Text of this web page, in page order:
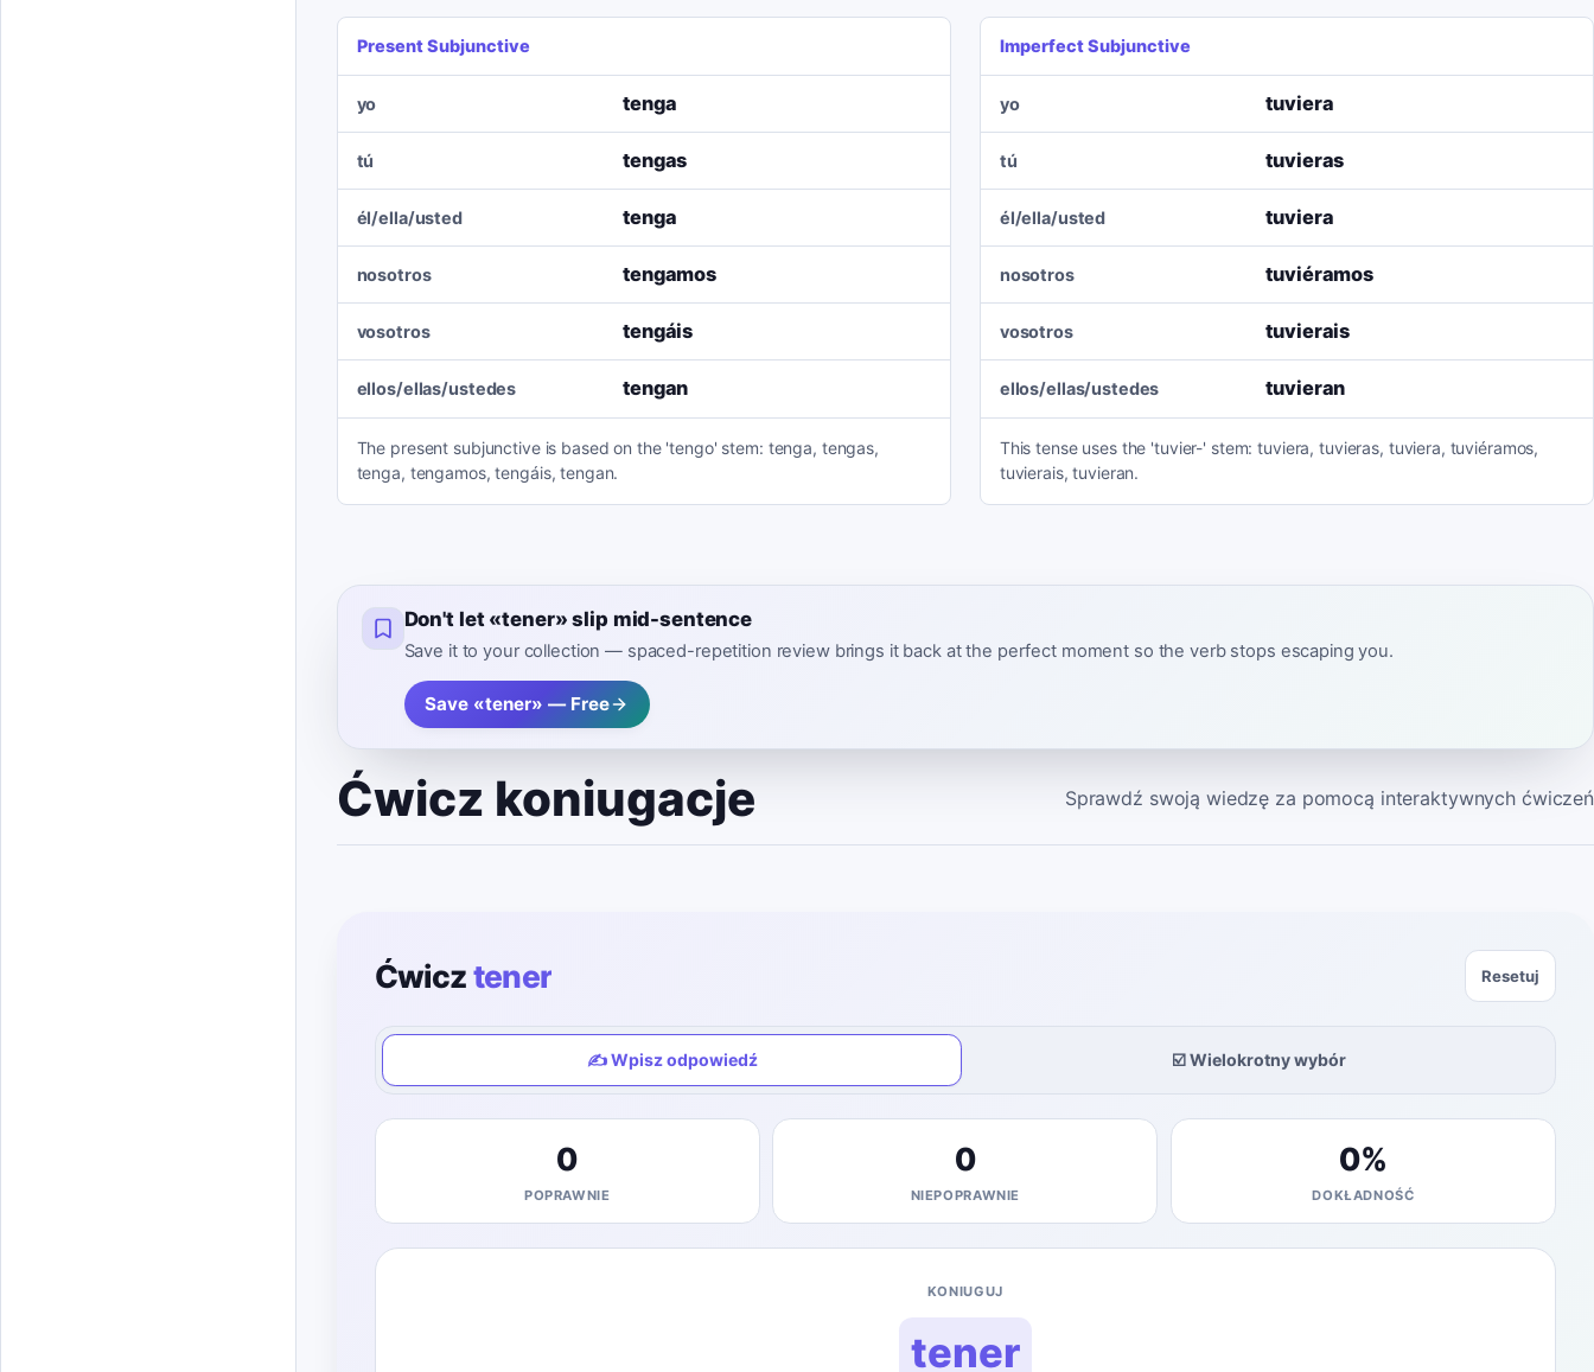
Present Subjunctive
yo tenga
tú tengas
él/ella/usted tenga
nosotros tengamos
vosotros tengáis
ellos/ellas/ustedes tengan
The present subjunctive is based on the 'tengo' stem: tenga, tengas,
tenga, tengamos, tengáis, tengan.
Imperfect Subjunctive
yo tuviera
tú tuvieras
él/ella/usted tuviera
nosotros tuviéramos
vosotros tuvierais
ellos/ellas/ustedes tuvieran
This tense uses the 'tuvier-' stem: tuviera, tuvieras, tuviera, tuviéramos,
tuvierais, tuvieran.
Don't let «tener» slip mid-sentence
Save it to your collection — spaced-repetition review brings it back at the perfect moment so the verb stops escaping you.
Save «tener» — Free
Ćwicz koniugacje Sprawdź swoją wiedzę za pomocą interaktywnych ćwiczeń
Ćwicztener Resetuj
✍️ Wpisz odpowiedź ☑️ Wielokrotny wybór
0
POPRAWNIE
0
NIEPOPRAWNIE
0%
DOKŁADNOŚĆ
KONIUGUJ
tener